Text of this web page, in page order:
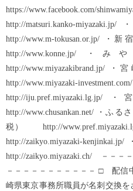
https://www.facebook.com/
http://matsuri.kanko-
http://www.m-tokusan.or.jp/
http://www.konne.jp/
http://
http://www.miyazaki-
http://
http://www.chusankan.net/ ・ふ
税） http://
http://zaikyo.miyazaki-
http://zaikyo.miyazaki.ch/ －－－
－－－－－－－－－－－ □ 配
崎県東京事務所職員が名刺交換